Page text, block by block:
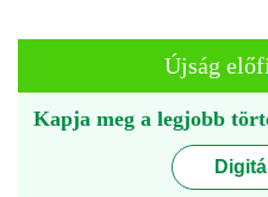
Újság
Kapja meg a legjobb